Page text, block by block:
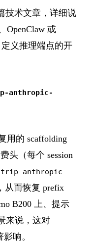
术文章，详细说
OpenClaw 或
义推理端点的开
anthropic-
用的 scaffolding
头（每个 session
anthropic-
从而恢复 prefix
B200 上、提示
来说，这对
响。